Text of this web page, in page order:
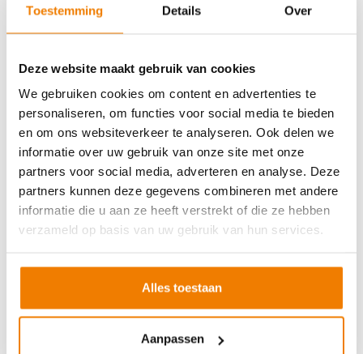
Toestemming Details Over
Deze website maakt gebruik van cookies
We gebruiken cookies om content en advertenties te
personaliseren, om functies voor social media te bieden
en om ons websiteverkeer te analyseren. Ook delen we
informatie over uw gebruik van onze site met onze
partners voor social media, adverteren en analyse. Deze
partners kunnen deze gegevens combineren met andere
informatie die u aan ze heeft verstrekt of die ze hebben
verzameld op basis van uw gebruik van hun services.
Alles toestaan
Aanpassen
BHV basisopleiding
v.a. €245,-
BHV herhaling
Arbo en Veiligheid
Prijs
Werken met vorkhef- en reachtruck
v.a. €250,-
Werken met een hoogwerker
v.a. €250,-
Veilig aanslaan van lasten
v.a. €250,-
Veilig werken langs de weg
v.a. €250,-
VCA andere taal
Prijs